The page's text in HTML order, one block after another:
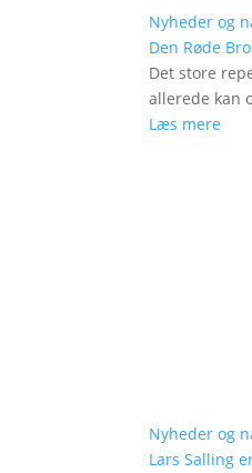
Nyheder og
Den Røde
Det store
allerede kan
Læs mere
Nyheder og
Lars Salling